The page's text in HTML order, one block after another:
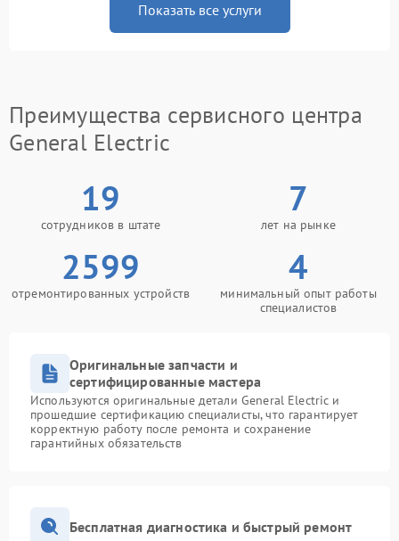
Показать все услуги
Преимущества сервисного центра
General Electric
19
сотрудников в штате
7
лет на рынке
2599
отремонтированных устройств
4
минимальный опыт работы
специалистов
Оригинальные запчасти и
сертифицированные мастера
Используются оригинальные детали General Electric и
прошедшие сертификацию специалисты, что гарантирует
корректную работу после ремонта и сохранение
гарантийных обязательств
Бесплатная диагностика и быстрый ремонт